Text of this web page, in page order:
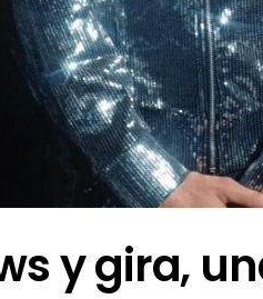
y gira,